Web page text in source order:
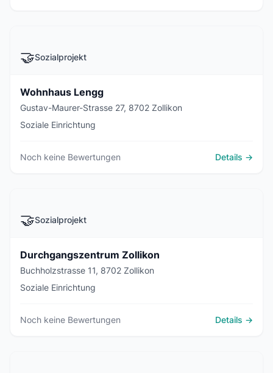
🤝Sozialprojekt
Wohnhaus Lengg
Gustav-Maurer-Strasse 27, 8702 Zollikon
Soziale Einrichtung
Noch keine Bewertungen Details →
🤝Sozialprojekt
Durchgangszentrum Zollikon
Buchholzstrasse 11, 8702 Zollikon
Soziale Einrichtung
Noch keine Bewertungen Details →